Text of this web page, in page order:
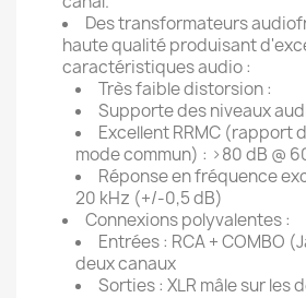
Des transformateurs
haute qualité produisant
caractéristiques audio :
Très faible distorsion :
Supporte des niveaux
Excellent RRMC (rapport
mode commun) : >80 dB @
Réponse en fréquence
20 kHz (+/-0,5 dB)
Connexions polyvalentes :
Entrées : RCA + COMBO
deux canaux
Sorties : XLR mâle sur les